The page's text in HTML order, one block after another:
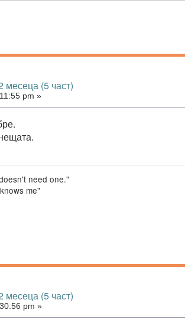
месеца (5 част)
pm »
need one."
me"
месеца (5 част)
pm »